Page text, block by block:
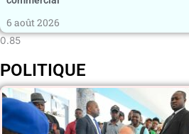
6 août 2026
POLITIQUE